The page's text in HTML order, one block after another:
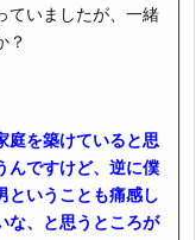
ていましたが、一緒
？
を築けていると思
んですけど、逆に僕
ということも痛感し
な、と思うところが